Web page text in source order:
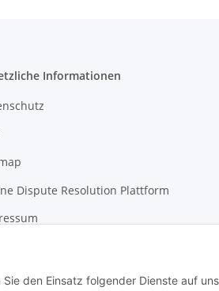
den Einsatz folgender Dienste auf
Informationen
Dispute Resolution Plattform